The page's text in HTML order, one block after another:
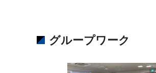
グループワーク